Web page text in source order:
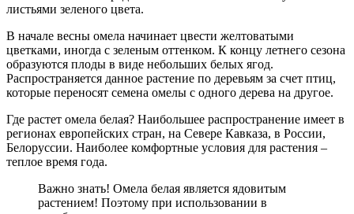
листьями зеленого цвета.
В начале весны омела начинает цвести желтоватыми
цветками, иногда с зеленым оттенком. К концу летнего сезона
образуются плоды в виде небольших белых ягод.
Распространяется данное растение по деревьям за счет птиц,
которые переносят семена омелы с одного дерева на другое.
Где растет омела белая? Наибольшее распространение имеет в
регионах европейских стран, на Севере Кавказа, в России,
Белоруссии. Наиболее комфортные условия для растения –
теплое время года.
Важно знать! Омела белая является ядовитым
растением! Поэтому при использовании в